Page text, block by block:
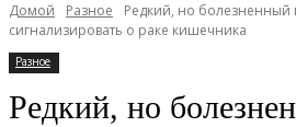
Домой Разное
Редкий, но болезненный
сигнализировать о раке кишечника
Разное
Редкий, но